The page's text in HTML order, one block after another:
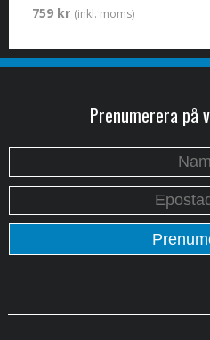
759 kr (inkl. moms)
Prenumerera på